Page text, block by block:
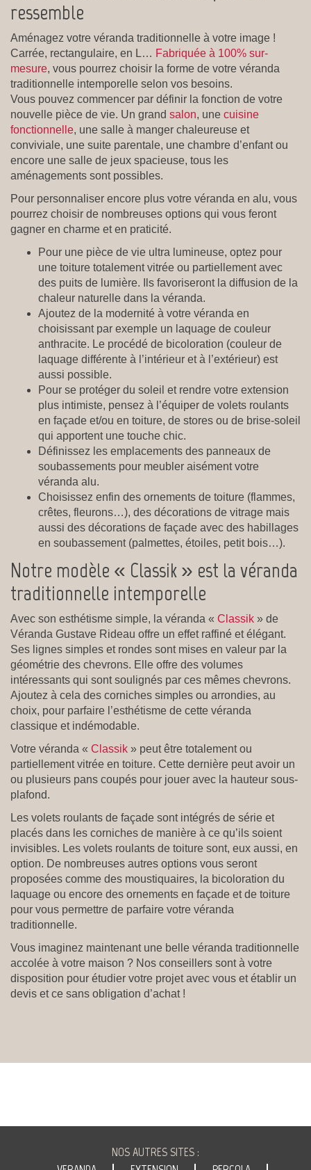
ressemble
Aménagez votre véranda traditionnelle à votre image !
Carrée, rectangulaire, en L… Fabriquée à 100% sur-
mesure, vous pourrez choisir la forme de votre véranda
traditionnelle intemporelle selon vos besoins.
Vous pouvez commencer par définir la fonction de votre
nouvelle pièce de vie. Un grand salon, une cuisine
fonctionnelle, une salle à manger chaleureuse et
conviviale, une suite parentale, une chambre d’enfant ou
encore une salle de jeux spacieuse, tous les
aménagements sont possibles.
Pour personnaliser encore plus votre véranda en alu, vous
pourrez choisir de nombreuses options qui vous feront
gagner en charme et en praticité.
Pour une pièce de vie ultra lumineuse, optez pour
une toiture totalement vitrée ou partiellement avec
des puits de lumière. Ils favoriseront la diffusion de la
chaleur naturelle dans la véranda.
Ajoutez de la modernité à votre véranda en
choisissant par exemple un laquage de couleur
anthracite. Le procédé de bicoloration (couleur de
laquage différente à l’intérieur et à l’extérieur) est
aussi possible.
Pour se protéger du soleil et rendre votre extension
plus intimiste, pensez à l’équiper de volets roulants
en façade et/ou en toiture, de stores ou de brise-soleil
qui apportent une touche chic.
Définissez les emplacements des panneaux de
soubassements pour meubler aisément votre
véranda alu.
Choisissez enfin des ornements de toiture (flammes,
crêtes, fleurons…), des décorations de vitrage mais
aussi des décorations de façade avec des habillages
en soubassement (palmettes, étoiles, petit bois…).
Notre modèle « Classik » est la véranda
traditionnelle intemporelle
Avec son esthétisme simple, la véranda « Classik » de
Véranda Gustave Rideau offre un effet raffiné et élégant.
Ses lignes simples et rondes sont mises en valeur par la
géométrie des chevrons. Elle offre des volumes
intéressants qui sont soulignés par ces mêmes chevrons.
Ajoutez à cela des corniches simples ou arrondies, au
choix, pour parfaire l’esthétisme de cette véranda
classique et indémodable.
Votre véranda « Classik » peut être totalement ou
partiellement vitrée en toiture. Cette dernière peut avoir un
ou plusieurs pans coupés pour jouer avec la hauteur sous-
plafond.
Les volets roulants de façade sont intégrés de série et
placés dans les corniches de manière à ce qu’ils soient
invisibles. Les volets roulants de toiture sont, eux aussi, en
option. De nombreuses autres options vous seront
proposées comme des moustiquaires, la bicoloration du
laquage ou encore des ornements en façade et de toiture
pour vous permettre de parfaire votre véranda
traditionnelle.
Vous imaginez maintenant une belle véranda traditionnelle
accolée à votre maison ? Nos conseillers sont à votre
disposition pour étudier votre projet avec vous et établir un
devis et ce sans obligation d’achat !
GUSTAVE
NOS AUTRES SITES :